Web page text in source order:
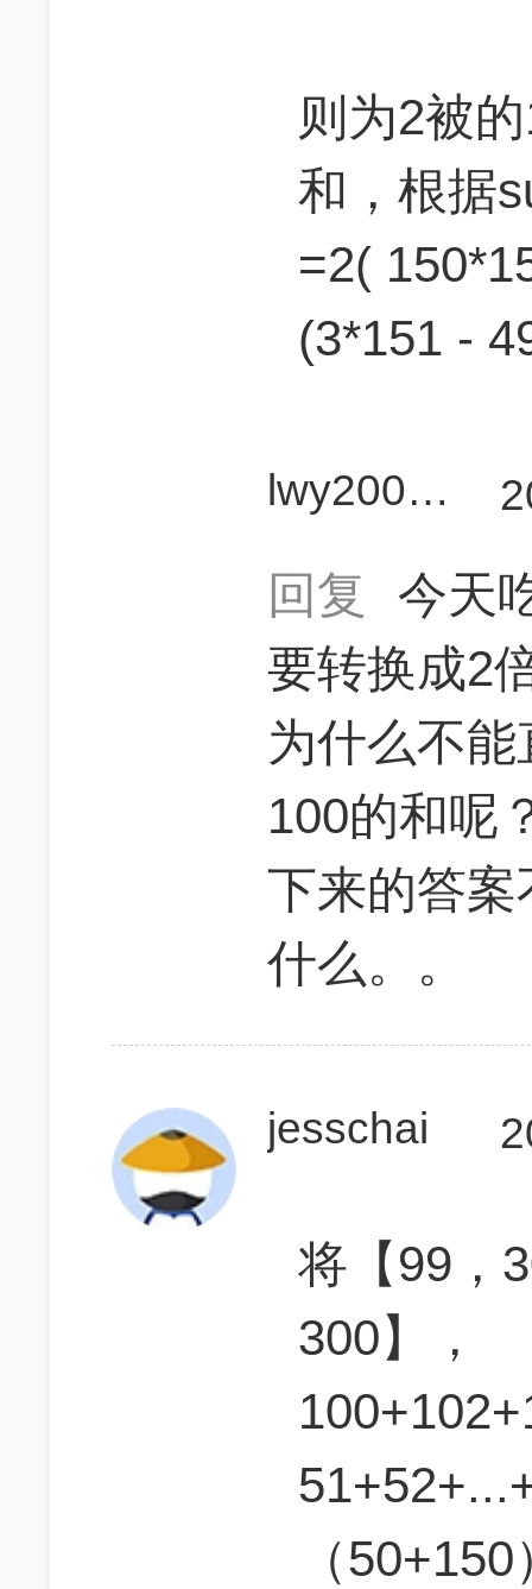
则为2被
和，根据
=2(
(3*151 -
lwy200666
回复
今天
要转换成2
为什么不
100的和呢
下来的答
什么。。
jesschai
将【99，
300】，
（